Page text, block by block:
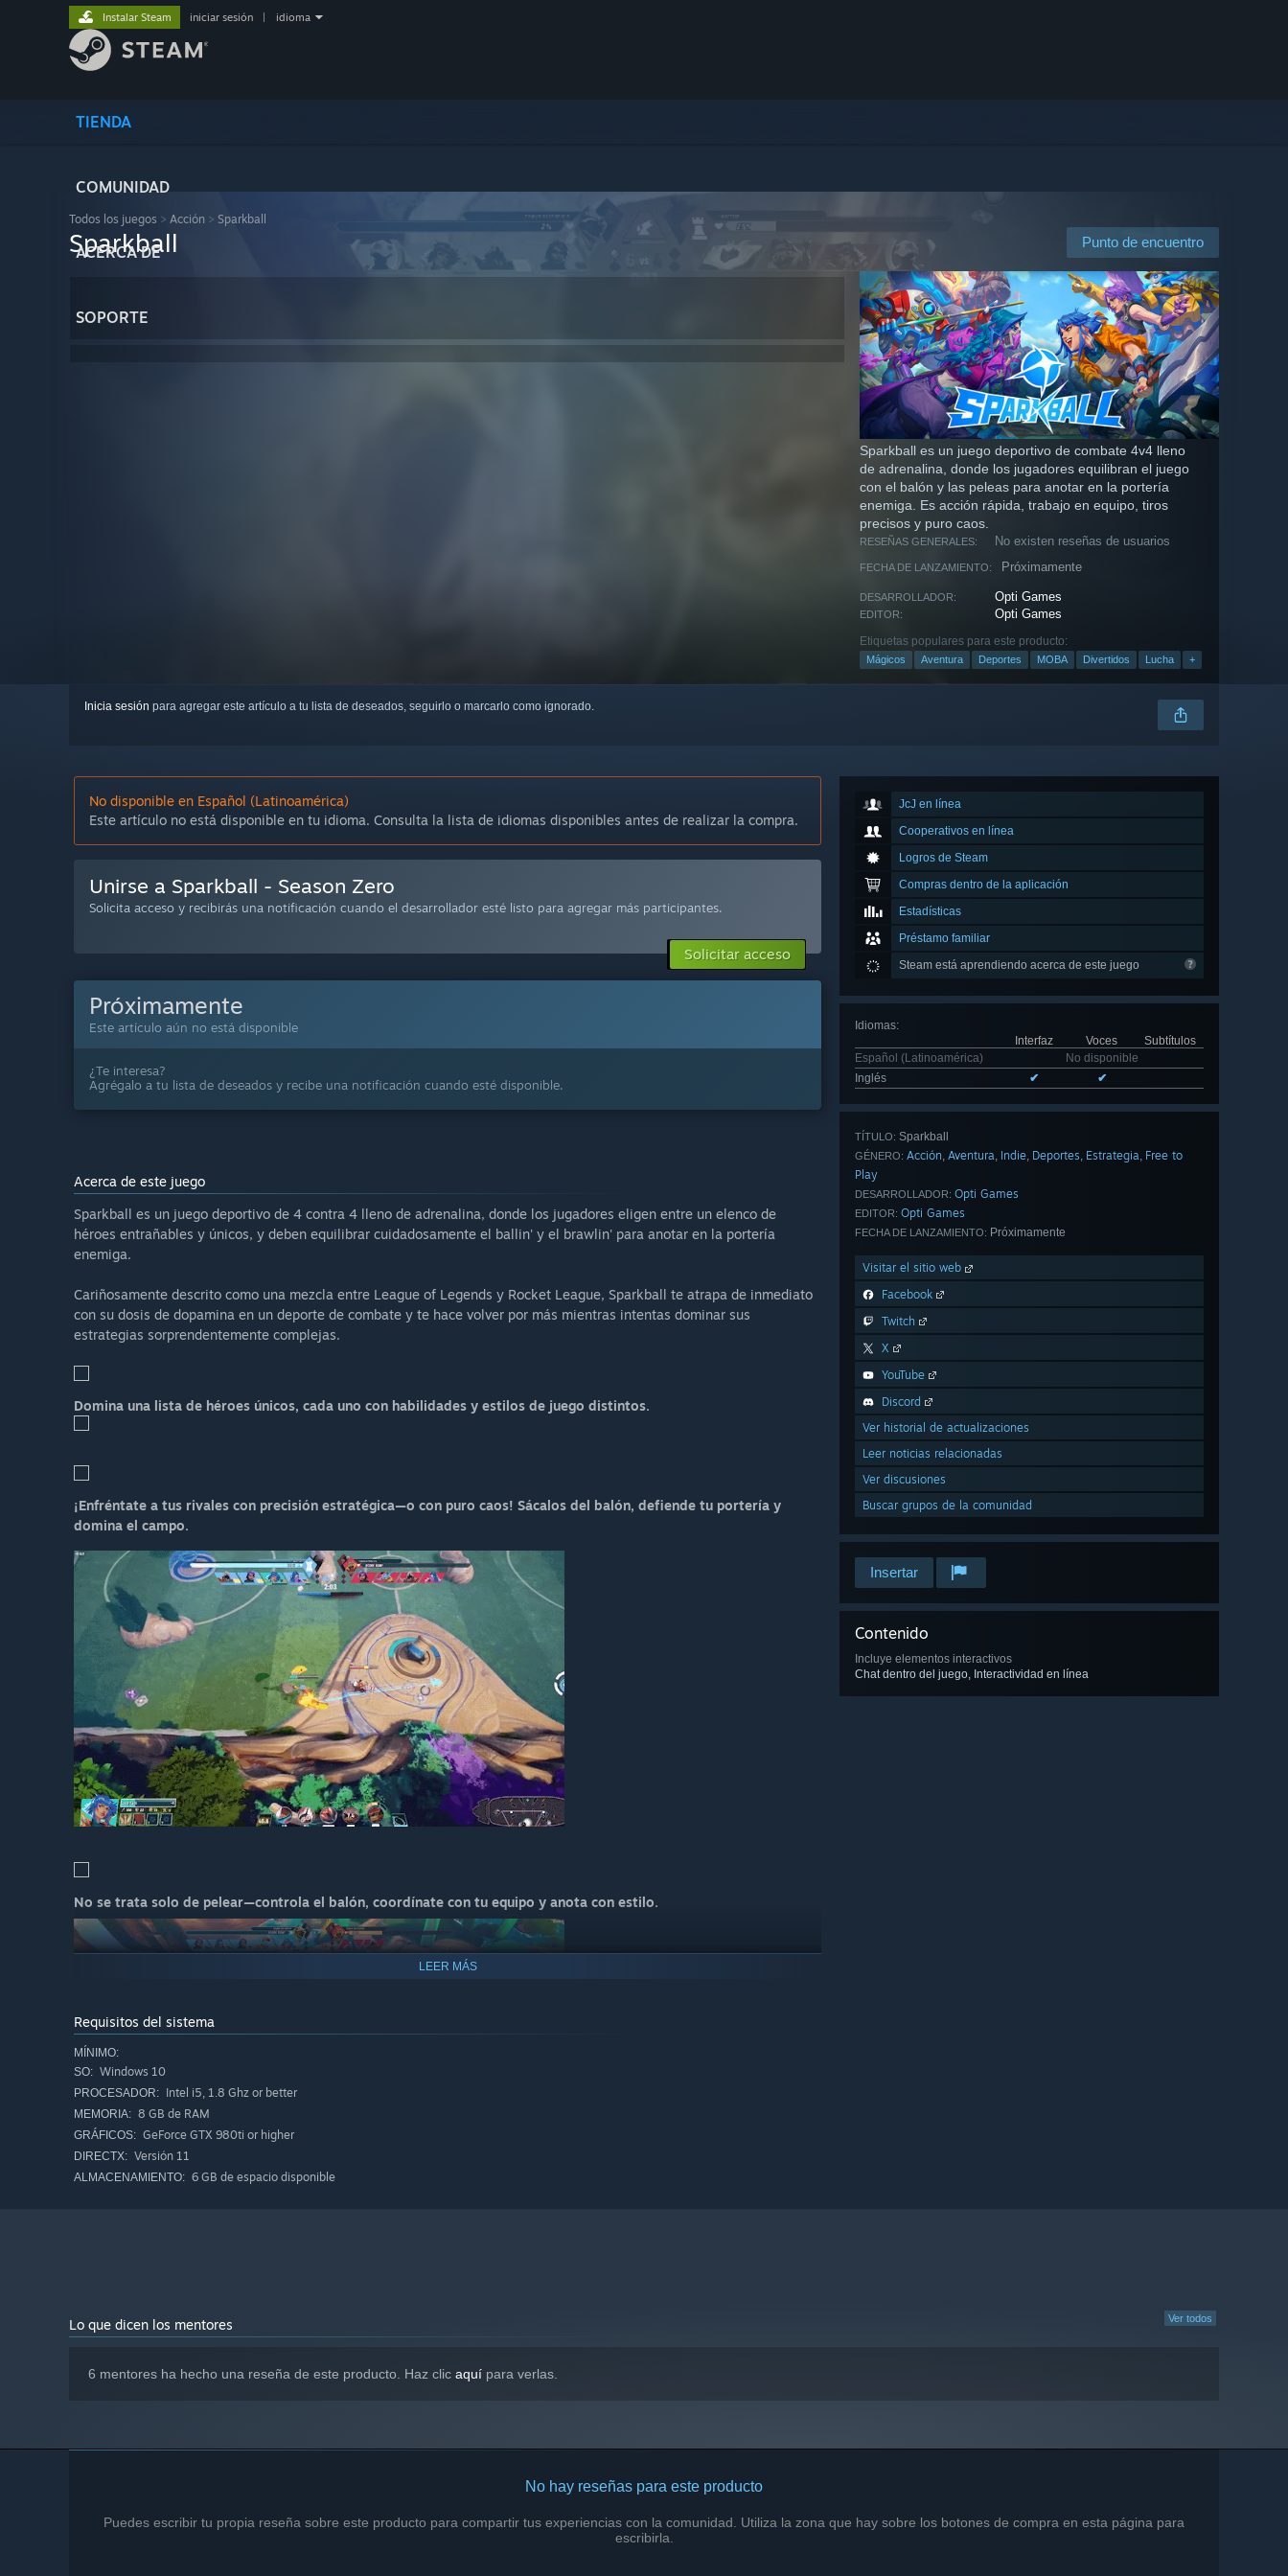
TIENDA
COMUNIDAD
ACERCA DE
SOPORTE
Instalar Steam iniciar sesión idioma
Todos los juegos > Acción > Sparkball
Punto de encuentro
Sparkball
Sparkball es un juego deportivo de combate 4v4 lleno
de adrenalina, donde los jugadores equilibran el juego
con el balón y las peleas para anotar en la portería
enemiga. Es acción rápida, trabajo en equipo, tiros
precisos y puro caos.
RESEÑAS GENERALES: No existen reseñas de usuarios
FECHA DE LANZAMIENTO: Próximamente
DESARROLLADOR: Opti Games
EDITOR: Opti Games
Etiquetas populares para este producto:
Mágicos Aventura Deportes MOBA Divertidos Lucha +
Inicia sesión para agregar este artículo a tu lista de deseados, seguirlo o marcarlo como ignorado.
JcJ en línea
Cooperativos en línea
Logros de Steam
Compras dentro de la aplicación
Estadísticas
Préstamo familiar
Steam está aprendiendo acerca de este juego
Idiomas:
Interfaz
Voces
Subtítulos
Español (Latinoamérica)
No disponible
Inglés
✔ ✔
TÍTULO: Sparkball
GÉNERO: Acción, Aventura, Indie, Deportes, Estrategia, Free to
Play
DESARROLLADOR: Opti Games
EDITOR: Opti Games
FECHA DE LANZAMIENTO: Próximamente
Visitar el sitio web
Facebook
Twitch
X
YouTube
Discord
Ver historial de actualizaciones
Leer noticias relacionadas
Ver discusiones
Buscar grupos de la comunidad
Insertar
Contenido
Incluye elementos interactivos
Chat dentro del juego, Interactividad en línea
No disponible en Español (Latinoamérica)
Este artículo no está disponible en tu idioma. Consulta la lista de idiomas disponibles antes de realizar la compra.
Unirse a Sparkball - Season Zero
Solicita acceso y recibirás una notificación cuando el desarrollador esté listo para agregar más participantes.
Solicitar acceso
Próximamente
Este artículo aún no está disponible
¿Te interesa?
Agrégalo a tu lista de deseados y recibe una notificación cuando esté disponible.
Acerca de este juego
Sparkball es un juego deportivo de 4 contra 4 lleno de adrenalina, donde los jugadores eligen entre un elenco de
héroes entrañables y únicos, y deben equilibrar cuidadosamente el ballin' y el brawlin' para anotar en la portería
enemiga.
Cariñosamente descrito como una mezcla entre League of Legends y Rocket League, Sparkball te atrapa de inmediato
con su dosis de dopamina en un deporte de combate y te hace volver por más mientras intentas dominar sus
estrategias sorprendentemente complejas.
Domina una lista de héroes únicos, cada uno con habilidades y estilos de juego distintos.
¡Enfréntate a tus rivales con precisión estratégica—o con puro caos! Sácalos del balón, defiende tu portería y
domina el campo.
No se trata solo de pelear—controla el balón, coordínate con tu equipo y anota con estilo.
LEER MÁS
Requisitos del sistema
MÍNIMO:
SO: Windows 10
PROCESADOR: Intel i5, 1.8 Ghz or better
MEMORIA: 8 GB de RAM
GRÁFICOS: GeForce GTX 980ti or higher
DIRECTX: Versión 11
ALMACENAMIENTO: 6 GB de espacio disponible
Ver todos
Lo que dicen los mentores
6 mentores ha hecho una reseña de este producto. Haz clic aquí para verlas.
No hay reseñas para este producto
Puedes escribir tu propia reseña sobre este producto para compartir tus experiencias con la comunidad. Utiliza la zona que hay sobre los botones de compra en esta página para
escribirla.